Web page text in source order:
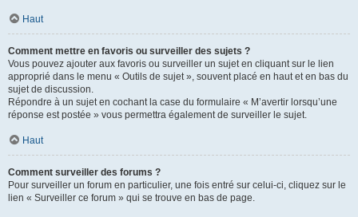
Haut
Comment mettre en favoris ou surveiller des sujets ?
Vous pouvez ajouter aux favoris ou surveiller un sujet en cliquant sur le lien
approprié dans le menu « Outils de sujet », souvent placé en haut et en bas du
sujet de discussion.
Répondre à un sujet en cochant la case du formulaire « M’avertir lorsqu’une
réponse est postée » vous permettra également de surveiller le sujet.
Haut
Comment surveiller des forums ?
Pour surveiller un forum en particulier, une fois entré sur celui-ci, cliquez sur le
lien « Surveiller ce forum » qui se trouve en bas de page.